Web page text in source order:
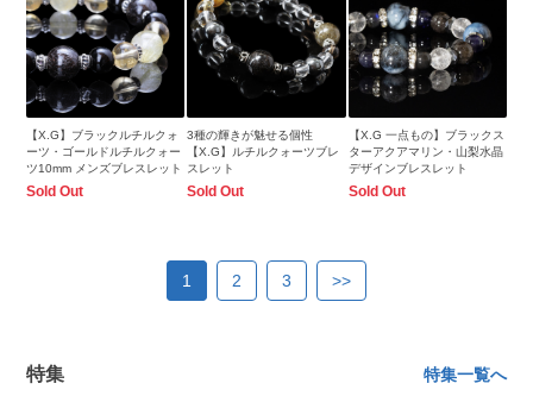
【X.G】ブラックルチルクォ
ーツ・ゴールドルチルクォー
ツ10mm メンズブレスレット
Sold Out
3種の輝きが魅せる個性
【X.G】ルチルクォーツブレ
スレット
Sold Out
【X.G 一点もの】ブラックス
ターアクアマリン・山梨水晶
デザインブレスレット
Sold Out
1 2 3 >>
特集 特集一覧へ